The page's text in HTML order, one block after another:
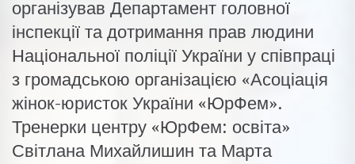
організував Департамент головної
інспекції та дотримання прав людини
Національної поліції України у співпраці
з громадською організацією «Асоціація
жінок-юристок України «ЮрФем».
Тренерки центру «ЮрФем: освіта»
Світлана Михайлишин та Марта